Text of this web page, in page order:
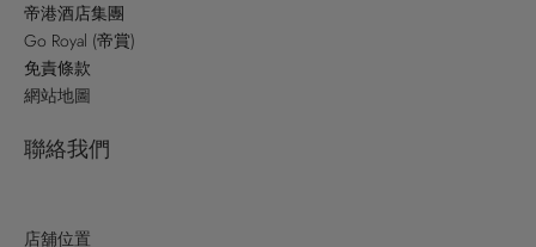
帝港酒店集團
Go Royal (帝賞)
免責條款
網站地圖
聯絡我們
店舖位置